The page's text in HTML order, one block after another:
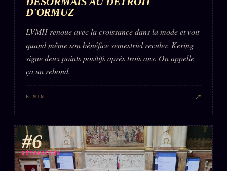
D'ORMUZ
LVMH renoue avec la croissance dans la mode et voit
quand même son bénéfice semestriel reculer. Kering
signe deux points positifs après trois ans. On appelle
ça un rebond.
6 MIN ↗
#6
DÉTONATION